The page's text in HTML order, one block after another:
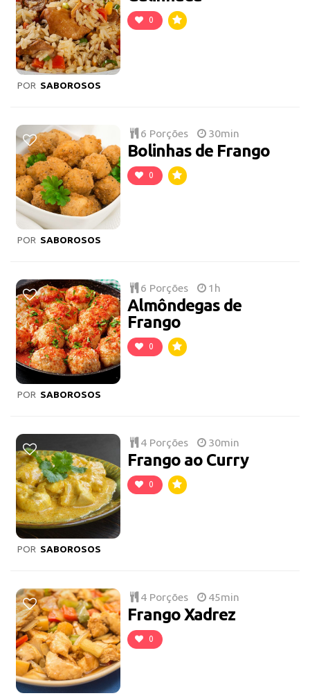
0
POR SABOROSOS
6 Porções 30min
Bolinhas de Frango
0
POR SABOROSOS
6 Porções 1h
Almôndegas de
Frango
0
POR SABOROSOS
4 Porções 30min
Frango ao Curry
0
POR SABOROSOS
4 Porções 45min
Frango Xadrez
0